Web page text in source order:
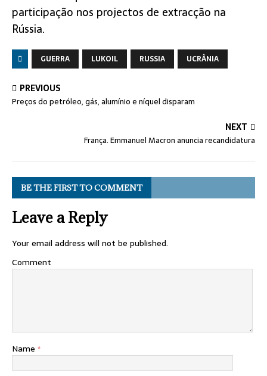
participação nos projectos de extracção na
Rússia.
GUERRA LUKOIL RUSSIA UCRÂNIA
PREVIOUS
Preços do petróleo, gás, alumínio e níquel disparam
NEXT
França. Emmanuel Macron anuncia recandidatura
BE THE FIRST TO COMMENT
Leave a Reply
Your email address will not be published.
Comment
Name *